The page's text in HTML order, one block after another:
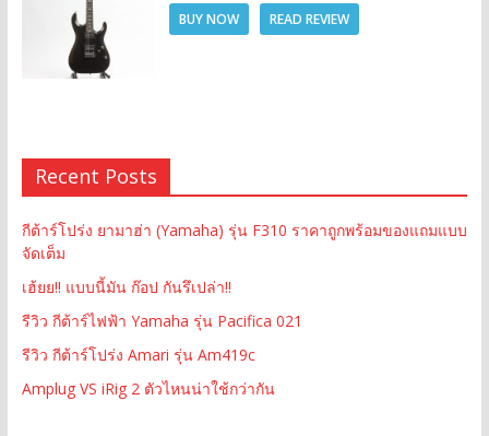
BUY NOW READ REVIEW
Recent Posts
กีต้าร์โปร่ง ยามาฮ่า (Yamaha) รุ่น F310 ราคาถูกพร้อมของแถมแบบ
จัดเต็ม
เฮ้ยย!! แบบนี้มัน ก๊อป กันรึเปล่า!!
รีวิว กีต้าร์ไฟฟ้า Yamaha รุ่น Pacifica 021
รีวิว กีต้าร์โปร่ง Amari รุ่น Am419c
Amplug VS iRig 2 ตัวไหนน่าใช้กว่ากัน